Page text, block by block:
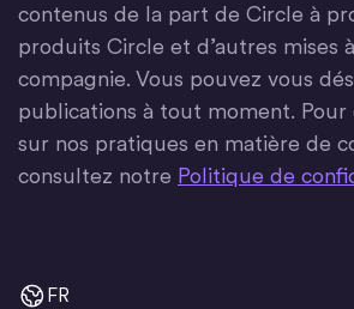
contenus de la part de Circle à
produits Circle et d’autres mises
compagnie. Vous pouvez vous
publications à tout moment. Pour
sur nos pratiques en matière de
consultez notre Politique de
FR